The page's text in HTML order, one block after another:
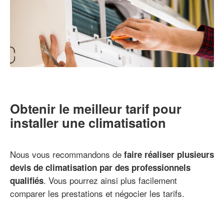
Obtenir le meilleur tarif pour
installer une climatisation
Nous vous recommandons de faire réaliser plusieurs
devis de climatisation par des professionnels
qualifiés. Vous pourrez ainsi plus facilement
comparer les prestations et négocier les tarifs.